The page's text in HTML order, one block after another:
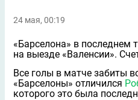
24 мая, 00:19
«Барселона» в последнем
на выезде «Валенсии».
Все голы в матче забиты
«Барселоны» отличился
которого это была